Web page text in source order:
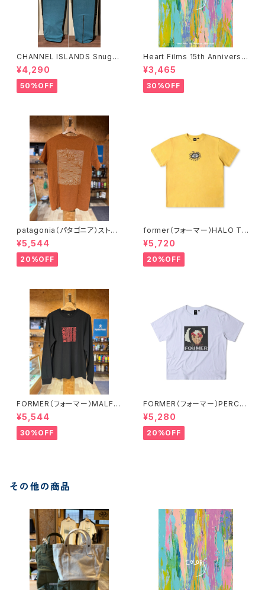
CHANNEL ISLANDS Snuggi
e ERP HP チャンネルアイラン
ズ スナッギー ハイパフォーマ
ンス ボードケース カバー
¥4,290
50%OFF
Heart Films 15th Anniversa
ry “Colors” Movie Book
ハートフィルム
¥3,465
30%OFF
patagonia（パタゴニア）ストラ
タスパイア・レスポンシビリティ
ー 37792 ROBNカラー
¥5,544
20%OFF
former（フォーマー）HALO T-
SHIRT // SAFFRON
¥5,720
20%OFF
FORMER（フォーマー）MALFU
NCTION LS T-SHIRT BLKカ
ラー Mサイズ
¥5,544
30%OFF
FORMER（フォーマー）PERCE
PTION T-SHIRT // WHITEカ
ラー
¥5,280
20%OFF
その他の商品